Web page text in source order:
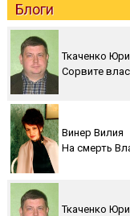
Блоги
Ткаченко
Сорвите
Винер Вилия
На смерть
Ткаченко